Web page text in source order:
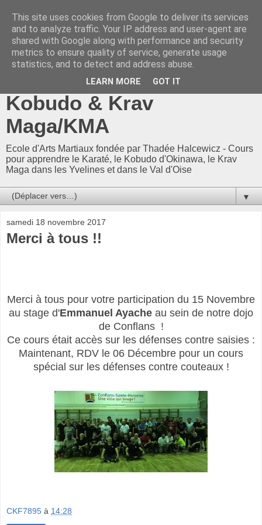
CKF 78-95 / CKF78-95 -
Ecole Arts Martiaux
d'Adam Neuman : Karaté,
Kobudo & Krav
Maga/KMA
Ecole d'Arts Martiaux fondée par Thadée Halcewicz - Cours
pour apprendre le Karaté, le Kobudo d'Okinawa, le Krav
Maga dans les Yvelines et dans le Val d'Oise
▼
samedi 18 novembre 2017
Merci à tous !!
Merci à tous pour votre participation du 15 Novembre
au stage d'Emmanuel Ayache au sein de notre dojo
de Conflans !
Ce cours était accès sur les défenses contre saisies :
Maintenant, RDV le 06 Décembre pour un cours
spécial sur les défenses contre couteaux !
CKF7895 à 14:28
This site uses cookies from Google to deliver its services
and to analyze traffic. Your IP address and user-agent are
shared with Google along with performance and security
metrics to ensure quality of service, generate usage
statistics, and to detect and address abuse.
LEARN MORE GOT IT